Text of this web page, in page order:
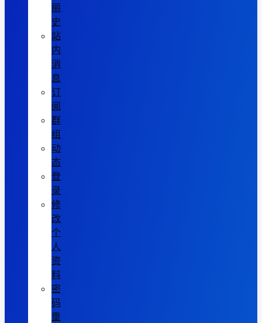
丽
史
站
内
消
息
订
阅
群
组
动
态
登
录
修
改
个
人
资
料
密
码
重